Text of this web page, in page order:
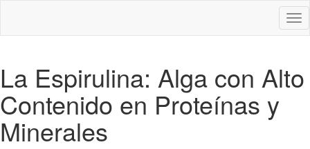
La Espirulina: Alga con Alto
Contenido en Proteínas y
Minerales